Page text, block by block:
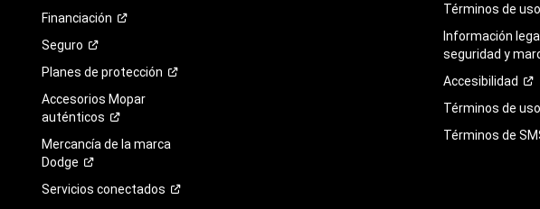
Financiación
Seguro
Planes de protección
Accesorios Mopar
auténticos
Mercancía de la marca
Dodge
Servicios conectados
Términos deuso
Información
seguridad y
Accesibilidad
Términos de
Términos de